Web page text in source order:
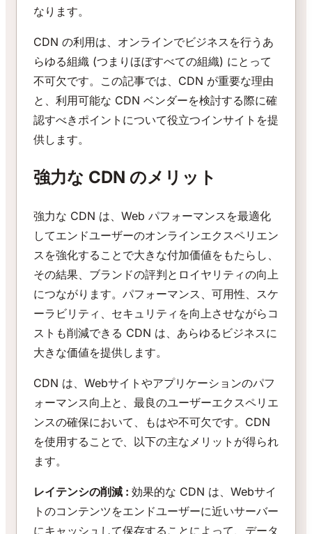
なります。
CDN の利用は、オンラインでビジネスを行うあ
らゆる組織 (つまりほぼすべての組織) にとって
不可欠です。この記事では、CDN が重要な理由
と、利用可能な CDN ベンダーを検討する際に確
認すべきポイントについて役立つインサイトを提
供します。
強力な CDN のメリット
強力な CDN は、Web パフォーマンスを最適化
してエンドユーザーのオンラインエクスペリエン
スを強化することで大きな付加価値をもたらし、
その結果、ブランドの評判とロイヤリティの向上
につながります。パフォーマンス、可用性、スケ
ーラビリティ、セキュリティを向上させながらコ
ストも削減できる CDN は、あらゆるビジネスに
大きな価値を提供します。
CDN は、Webサイトやアプリケーションのパフ
ォーマンス向上と、最良のユーザーエクスペリエ
ンスの確保において、もはや不可欠です。CDN
を使用することで、以下の主なメリットが得られ
ます。
レイテンシの削減 : 効果的な CDN は、Webサイ
トのコンテンツをエンドユーザーに近いサーバー
にキャッシュして保存することによって、データ